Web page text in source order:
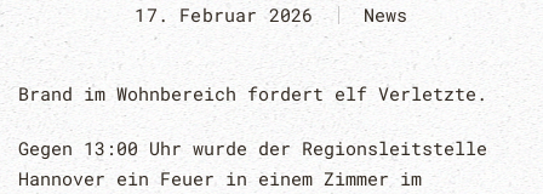
17. Februar 2026 News
Brand im Wohnbereich fordert elf Verletzte.
Gegen 13:00 Uhr wurde der Regionsleitstelle
Hannover ein Feuer in einem Zimmer im